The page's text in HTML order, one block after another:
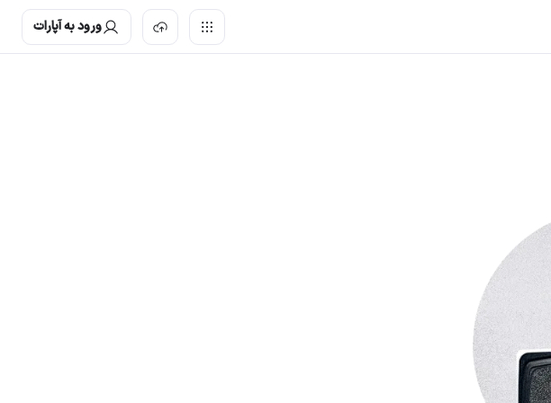
ورود به آپارات